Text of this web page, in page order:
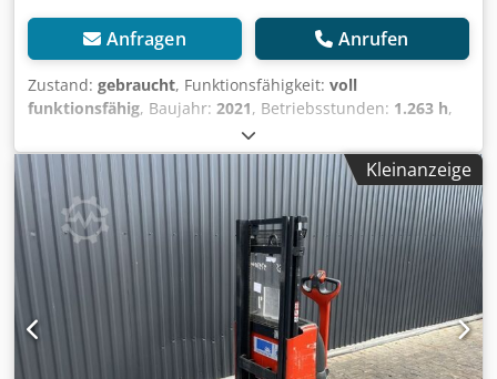
Anfragen Anrufen
Zustand: gebraucht, Funktionsfähigkeit: voll
funktionsfähig, Baujahr: 2021, Betriebsstunden: 1.263 h,
, Hubhöhe:1.462 mm
elektrisch, Masttyp:Simplex, Bauhöhe:1.940 mm,
Antriebsart:
Elektro, Deichselstapler Masttyp: Mono
Zustand: Einsatzbereit und voll funktionsfähig Zustand
Technisch: gut Batterie Volt: 24V Csdpezrq R Ijfx Abxorf
Kleinanzeige